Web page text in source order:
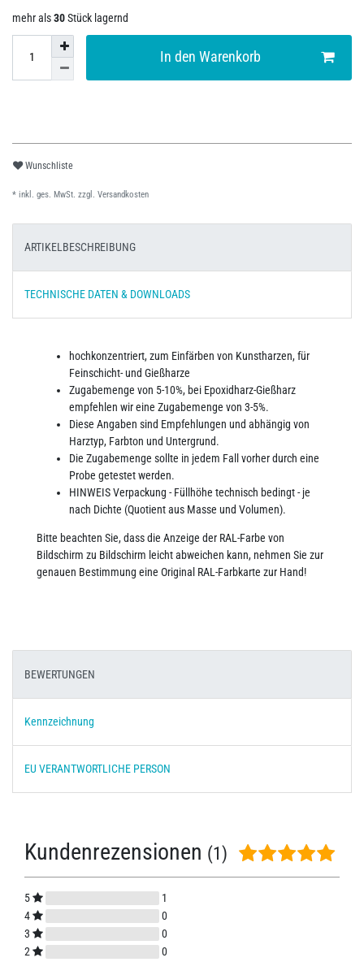
mehr als30Stück lagernd
In den Warenkorb
Wunschliste
* inkl. ges. MwSt. zzgl. Versandkosten
ARTIKELBESCHREIBUNG
TECHNISCHE DATEN & DOWNLOADS
hochkonzentriert, zum Einfärben von Kunstharzen, für
Feinschicht- und Gießharze
Zugabemenge von 5-10%, bei Epoxidharz-Gießharz
empfehlen wir eine Zugabemenge von 3-5%.
Diese Angaben sind Empfehlungen und abhängig von
Harztyp, Farbton und Untergrund.
Die Zugabemenge sollte in jedem Fall vorher durch eine
Probe getestet werden.
HINWEIS Verpackung - Füllhöhe technisch bedingt - je
nach Dichte (Quotient aus Masse und Volumen).
Bitte beachten Sie, dass die Anzeige der RAL-Farbe von
Bildschirm zu Bildschirm leicht abweichen kann, nehmen Sie zur
genauen Bestimmung eine Original RAL-Farbkarte zur Hand!
BEWERTUNGEN
Kennzeichnung
EU VERANTWORTLICHE PERSON
Kundenrezensionen (1)
5
1
4
0
3
0
2
0